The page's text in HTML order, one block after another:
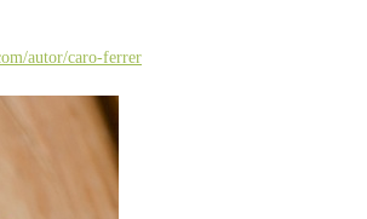
autor/caro-ferrer